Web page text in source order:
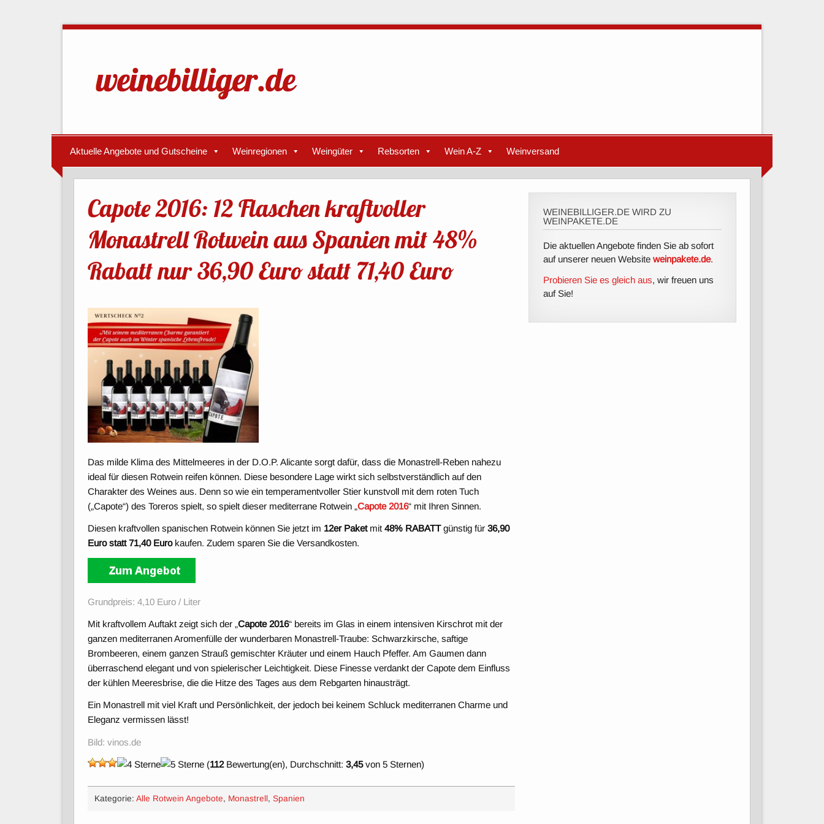
Aktuelle Angebote und Gutscheine Weinregionen Weingüter Rebsorten Wein A-Z Weinversand
Capote 2016: 12 Flaschen kraftvoller
Monastrell Rotwein aus Spanien mit 48%
Rabatt nur 36,90 Euro statt 71,40 Euro
Das milde Klima des Mittelmeeres in der D.O.P. Alicante sorgt dafür, dass die Monastrell-Reben nahezu
ideal für diesen Rotwein reifen können. Diese besondere Lage wirkt sich selbstverständlich auf den
Charakter des Weines aus. Denn so wie ein temperamentvoller Stier kunstvoll mit dem roten Tuch
(„Capote“) des Toreros spielt, so spielt dieser mediterrane Rotwein „Capote 2016“ mit Ihren Sinnen.
Diesen kraftvollen spanischen Rotwein können Sie jetzt im 12er Paketmit48% RABATTgünstig für36,90
Euro statt 71,40 Eurokaufen. Zudem sparen Sie die Versandkosten.
Grundpreis: 4,10 Euro / Liter
Mit kraftvollem Auftakt zeigt sich der „Capote 2016“ bereits im Glas in einem intensiven Kirschrot mit der
ganzen mediterranen Aromenfülle der wunderbaren Monastrell-Traube: Schwarzkirsche, saftige
Brombeeren, einem ganzen Strauß gemischter Kräuter und einem Hauch Pfeffer. Am Gaumen dann
überraschend elegant und von spielerischer Leichtigkeit. Diese Finesse verdankt der Capote dem Einfluss
der kühlen Meeresbrise, die die Hitze des Tages aus dem Rebgarten hinausträgt.
Ein Monastrell mit viel Kraft und Persönlichkeit, der jedoch bei keinem Schluck mediterranen Charme und
Eleganz vermissen lässt!
Bild: vinos.de
(112Bewertung(en), Durchschnitt:3,45von 5 Sternen)
Kategorie: Alle Rotwein Angebote, Monastrell , Spanien
WEINEBILLIGER.DE WIRD ZU
WEINPAKETE.DE
Die aktuellen Angebote finden Sie ab sofort
auf unserer neuen Websiteweinpakete.de.
Probieren Sie es gleich aus, wir freuen uns
auf Sie!